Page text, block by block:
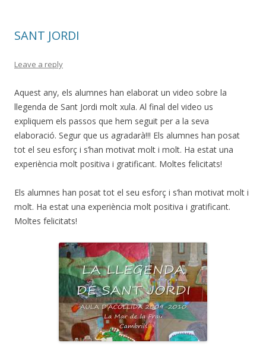
SANT JORDI
Leave a reply
Aquest any, els alumnes han elaborat un video sobre la
llegenda de Sant Jordi molt xula. Al final del video us
expliquem els passos que hem seguit per a la seva
elaboració. Segur que us agradarà!!! Els alumnes han posat
tot el seu esforç i s’han motivat molt i molt. Ha estat una
experiència molt positiva i gratificant. Moltes felicitats!
Els alumnes han posat tot el seu esforç i s’han motivat molt i
molt. Ha estat una experiència molt positiva i gratificant.
Moltes felicitats!